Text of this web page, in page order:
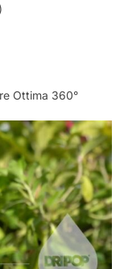
Ottima 360°